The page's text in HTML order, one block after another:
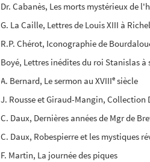
Dr. Cabanès, Les morts mystérieux de
G. La Caille, Lettres de Louis XIII à
R.P. Chérot, Iconographie de
Boyé, Lettres inédites du roi Stanislas à
A. Bernard, Le sermon au XVIIIe siècle
J. Rousse et Giraud-Mangin, Collection
C. Daux, Dernières années de Mgr de
C. Daux, Robespierre et les mystiques
F. Martin, La journée des piques